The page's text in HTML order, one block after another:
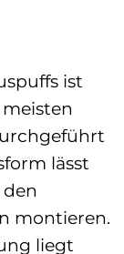
ist
lässt
montieren.
liegt